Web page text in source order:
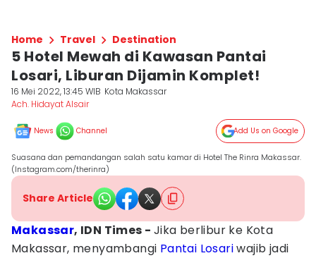
Home Travel Destination
5 Hotel Mewah di Kawasan Pantai
Losari, Liburan Dijamin Komplet!
16 Mei 2022, 13:45 WIB Kota Makassar
Ach. Hidayat Alsair
News Channel Add Us on Google
Suasana dan pemandangan salah satu kamar di Hotel The Rinra Makassar.
(Instagram.com/therinra)
Share Article
Makassar, IDN Times - Jika berlibur ke Kota
Makassar, menyambangi Pantai Losariwajib jadi